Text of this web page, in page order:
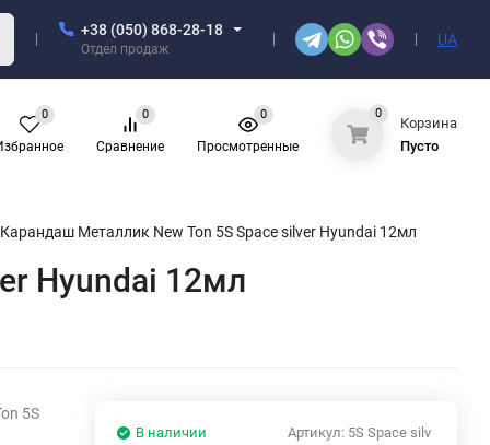
+38 (050) 868-28-18
Отдел продаж
UA
0
Сравнение
0
Просмотренные
0 0
Корзина
Пусто
Металлик New Ton 5S Space silver Hyundai 12мл
Hyundai 12мл
5S
Артикул: 5S Space silv
В наличии